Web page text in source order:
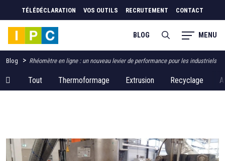
TÉLÉDÉCLARATION VOS OUTILS RECRUTEMENT CONTACT
BLOG MENU
Blog > Rhéomètre en ligne : un nouveau levier de performance pour les industriels
Tout Thermoformage Extrusion Recyclage